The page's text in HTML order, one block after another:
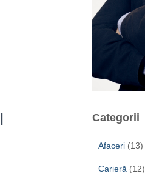
Categorii
Afaceri(13)
Carieră (12)